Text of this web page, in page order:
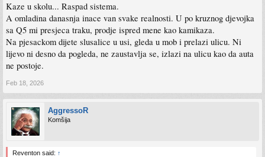
Kaze u skolu... Raspad sistema.
A omladina danasnja inace van svake realnosti. U po kruznog djevojka
sa Q5 mi presjeca traku, prodje ispred mene kao kamikaza.
Na pjesackom dijete slusalice u usi, gleda u mob i prelazi ulicu. Ni
lijevo ni desno da pogleda, ne zaustavlja se, izlazi na ulicu kao da auta
ne postoje.
Feb 18, 2026
AggressoR
Komšija
Reventon said: ↑